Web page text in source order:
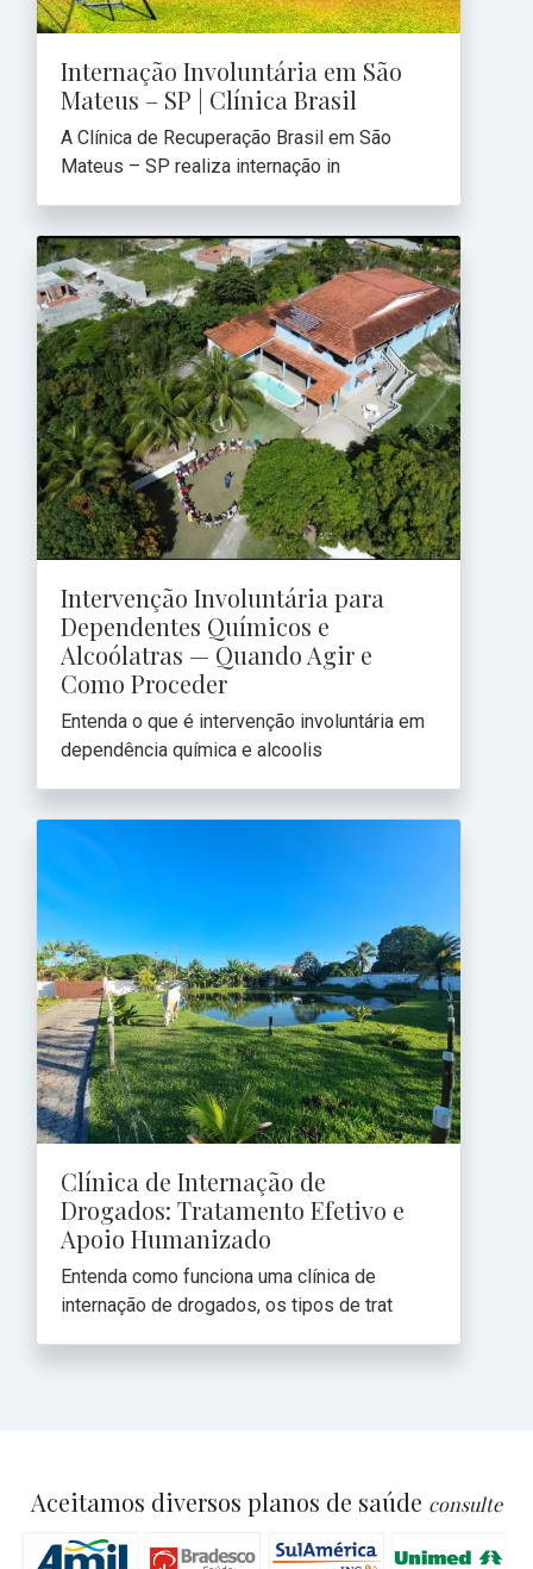
Internação Involuntária em São
Mateus – SP | Clínica Brasil
A Clínica de Recuperação Brasil em São
Mateus – SP realiza internação in
Intervenção Involuntária para
Dependentes Químicos e
Alcoólatras — Quando Agir e
Como Proceder
Entenda o que é intervenção involuntária em
dependência química e alcoolis
Clínica de Internação de
Drogados: Tratamento Efetivo e
Apoio Humanizado
Entenda como funciona uma clínica de
internação de drogados, os tipos de trat
Aceitamos diversos planos de saúde consulte